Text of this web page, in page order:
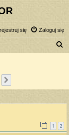
Zaloguj się
się
a
j
1 2